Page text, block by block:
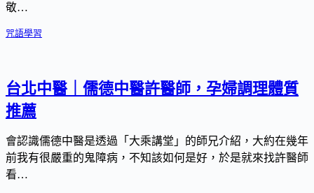
敬…
咒語學習
台北中醫｜儒德中醫許醫師，孕婦調理體質
推薦
會認識儒德中醫是透過「大乘講堂」的師兄介紹，大約在幾年
前我有很嚴重的鬼障病，不知該如何是好，於是就來找許醫師
看…